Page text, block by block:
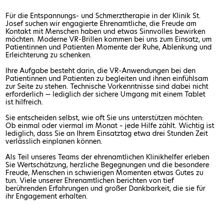
Für die Entspannungs- und Schmerztherapie in der Klinik St.
Josef suchen wir engagierte Ehrenamtliche, die Freude am
Kontakt mit Menschen haben und etwas Sinnvolles bewirken
möchten. Moderne VR-Brillen kommen bei uns zum Einsatz, um
Patientinnen und Patienten Momente der Ruhe, Ablenkung und
Erleichterung zu schenken.
Ihre Aufgabe besteht darin, die VR-Anwendungen bei den
Patientinnen und Patienten zu begleiten und ihnen einfühlsam
zur Seite zu stehen. Technische Vorkenntnisse sind dabei nicht
erforderlich — lediglich der sichere Umgang mit einem Tablet
ist hilfreich.
Sie entscheiden selbst, wie oft Sie uns unterstützen möchten:
Ob einmal oder viermal im Monat – jede Hilfe zählt. Wichtig ist
lediglich, dass Sie an Ihrem Einsatztag etwa drei Stunden Zeit
verlässlich einplanen können.
Als Teil unseres Teams der ehrenamtlichen Klinikhelfer erleben
Sie Wertschätzung, herzliche Begegnungen und die besondere
Freude, Menschen in schwierigen Momenten etwas Gutes zu
tun. Viele unserer Ehrenamtlichen berichten von tief
berührenden Erfahrungen und großer Dankbarkeit, die sie für
ihr Engagement erhalten.